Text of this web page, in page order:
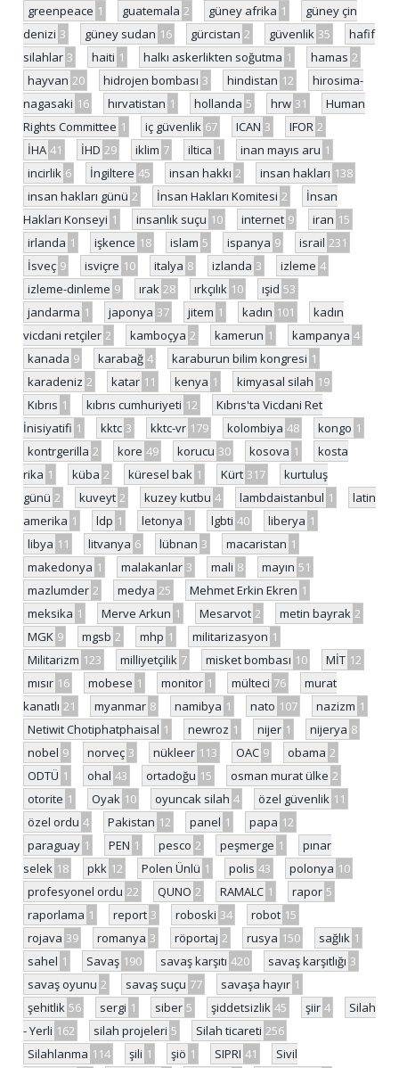
greenpeace 1 guatemala 2 güney afrika 1
güney çin
denizi 3 güney sudan 16 gürcistan 2 güvenlik 35
hafif
silahlar 3 haiti 1 halkı askerlikten soğutma 1 hamas 2
hayvan 20 hidrojen bombası 3 hindistan 12
hirosima-
nagasaki 16 hırvatistan 1 hollanda 5 hrw 31
Human
Rights Committee 1 iç güvenlik 67 ICAN 3 IFOR 2
İHA 41 İHD 29 iklim 7 iltica 1 inan mayıs aru 1
incirlik 6 İngiltere 45 insan hakkı 2 insan hakları 138
insan hakları günü 2 İnsan Hakları Komitesi 2
İnsan
Hakları Konseyi 1 insanlık suçu 10 internet 9 iran 15
irlanda 1 işkence 18 islam 5 ispanya 9 israil 231
İsveç 9 isviçre 10 italya 8 izlanda 3 izleme 4
izleme-dinleme 9 ırak 28 ırkçılık 10 ışid 53
jandarma 1 japonya 37 jitem 1 kadın 101
kadın
vicdani retçiler 2 kamboçya 2 kamerun 1 kampanya 4
kanada 9 karabağ 4 karaburun bilim kongresi 1
karadeniz 2 katar 11 kenya 1 kimyasal silah 19
Kıbrıs 1 kıbrıs cumhuriyeti 12
Kıbrıs'ta Vicdani Ret
İnisiyatifi 1 kktc 3 kktc-vr 179 kolombiya 48 kongo 1
kontrgerilla 2 kore 49 korucu 30 kosova 1
kosta
rika 1 küba 2 küresel bak 1 Kürt 317
kurtuluş
günü 2 kuveyt 2 kuzey kutbu 4 lambdaistanbul 1
latin
amerika 1 ldp 1 letonya 1 lgbti 40 liberya 1
libya 11 litvanya 6 lübnan 3 macaristan 1
makedonya 1 malakanlar 3 mali 8 mayın 51
mazlumder 2 medya 25 Mehmet Erkin Ekren 1
meksika 1 Merve Arkun 1 Mesarvot 2 metin bayrak 2
MGK 9 mgsb 2 mhp 1 militarizasyon 1
Militarizm 123 milliyetçilik 7 misket bombası 10 MİT 12
mısır 16 mobese 1 monitor 1 mülteci 76
murat
kanatlı 21 myanmar 8 namibya 1 nato 107 nazizm 1
Netiwit Chotiphatphaisal 1 newroz 1 nijer 1 nijerya 8
nobel 9 norveç 3 nükleer 113 OAC 9 obama 2
ODTÜ 1 ohal 43 ortadoğu 15 osman murat ülke 2
otorite 1 Oyak 10 oyuncak silah 4 özel güvenlik 11
özel ordu 4 Pakistan 12 panel 1 papa 12
paraguay 1 PEN 1 pesco 2 peşmerge 1
pınar
selek 18 pkk 12 Polen Ünlü 1 polis 43 polonya 10
profesyonel ordu 22 QUNO 2 RAMALC 1 rapor 5
raporlama 1 report 3 roboski 34 robot 15
rojava 39 romanya 3 röportaj 2 rusya 150 sağlık 1
sahel 1 Savaş 190 savaş karşıtı 420 savaş karşıtlığı 3
savaş oyunu 2 savaş suçu 77 savaşa hayır 1
şehitlik 56 sergi 1 siber 5 şiddetsizlik 45 şiir 4
Silah
- Yerli 162 silah projeleri 5 Silah ticareti 256
Silahlanma 114 şili 1 şiö 1 SIPRI 41
Sivil